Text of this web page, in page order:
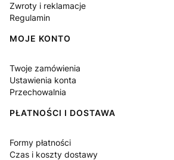
Zwroty i reklamacje
Regulamin
MOJE KONTO
Twoje zamówienia
Ustawienia konta
Przechowalnia
PŁATNOŚCI I DOSTAWA
Formy płatności
Czas i koszty dostawy